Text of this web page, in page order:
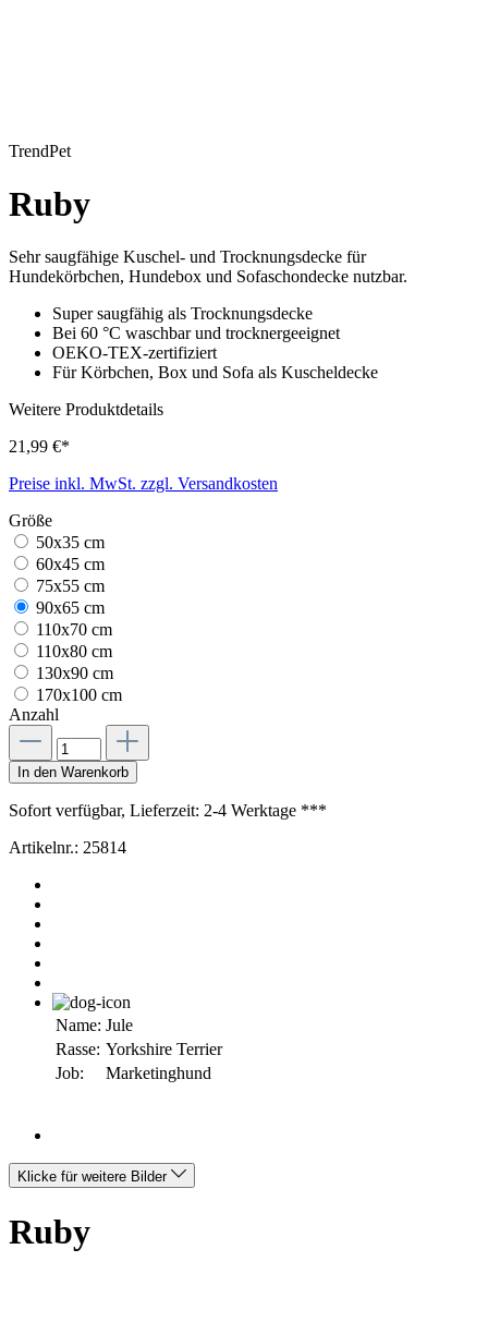
TrendPet
Ruby
Sehr saugfähige Kuschel- und Trocknungsdecke für
Hundekörbchen, Hundebox und Sofaschondecke nutzbar.
Super saugfähig als Trocknungsdecke
Bei 60 °C waschbar und trocknergeeignet
OEKO-TEX-zertifiziert
Für Körbchen, Box und Sofa als Kuscheldecke
Weitere Produktdetails
21,99 €*
Preise inkl. MwSt. zzgl. Versandkosten
Größe
50x35 cm
60x45 cm
75x55 cm
90x65 cm
110x70 cm
110x80 cm
130x90 cm
170x100 cm
Anzahl
In den Warenkorb
Sofort verfügbar, Lieferzeit: 2-4 Werktage ***
Artikelnr.: 25814
Name: Jule
Rasse: Yorkshire Terrier
Job:
Marketinghund
Klicke für weitere Bilder
Ruby